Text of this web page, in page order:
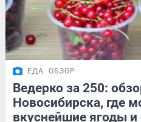
ЕДА ОБЗОР
Ведерко за 250:
Новосибирска, где
вкуснейшие ягоды